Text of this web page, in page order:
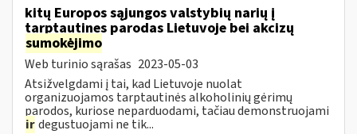
kitų Europos sąjungos valstybių narių į
tarptautines parodas Lietuvoje bei akcizų
sumokėjimo
Web turinio sąrašas 2023-05-03
Atsižvelgdami į tai, kad Lietuvoje nuolat
organizuojamos tarptautinės alkoholinių gėrimų
parodos, kuriose neparduodami, tačiau demonstruojami
irdegustuojami ne tik...